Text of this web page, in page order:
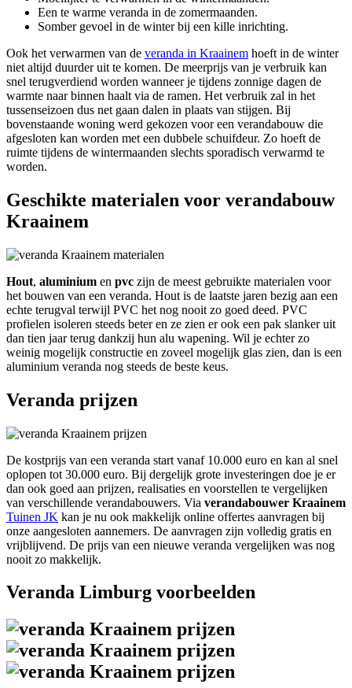
Een te warme veranda in de zomermaanden.
Somber gevoel in de winter bij een kille inrichting.
Ook het verwarmen van de veranda in Kraainem hoeft in de winter
niet altijd duurder uit te komen. De meerprijs van je verbruik kan
snel terugverdiend worden wanneer je tijdens zonnige dagen de
warmte naar binnen haalt via de ramen. Het verbruik zal in het
tussenseizoen dus net gaan dalen in plaats van stijgen. Bij
bovenstaande woning werd gekozen voor een verandabouw die
afgesloten kan worden met een dubbele schuifdeur. Zo hoeft de
ruimte tijdens de wintermaanden slechts sporadisch verwarmd te
worden.
Geschikte materialen voor verandabouw
Kraainem
Hout, aluminium en pvc zijn de meest gebruikte materialen voor
het bouwen van een veranda. Hout is de laatste jaren bezig aan een
echte terugval terwijl PVC het nog nooit zo goed deed. PVC
profielen isoleren steeds beter en ze zien er ook een pak slanker uit
dan tien jaar terug dankzij hun alu wapening. Wil je echter zo
weinig mogelijk constructie en zoveel mogelijk glas zien, dan is een
aluminium veranda nog steeds de beste keus.
Veranda prijzen
De kostprijs van een veranda start vanaf 10.000 euro en kan al snel
oplopen tot 30.000 euro. Bij dergelijk grote investeringen doe je er
dan ook goed aan prijzen, realisaties en voorstellen te vergelijken
van verschillende verandabouwers. Via verandabouwer Kraainem
Tuinen JK kan je nu ook makkelijk online offertes aanvragen bij
onze aangesloten aannemers. De aanvragen zijn volledig gratis en
vrijblijvend. De prijs van een nieuwe veranda vergelijken was nog
nooit zo makkelijk.
Veranda Limburg voorbeelden